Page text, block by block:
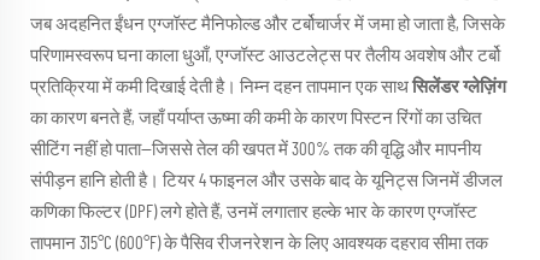
जब अदहनित ईंधन एग्जॉस्ट मैनिफोल्ड और टर्बोचार्जर में जमा हो जाता है, जिसके
परिणामस्वरूप घना काला धुआँ, एग्जॉस्ट आउटलेट्स पर तैलीय अवशेष और टर्बो
प्रतिक्रिया में कमी दिखाई देती है। निम्न दहन तापमान एक साथ सिलेंडर ग्लेज़िंग
का कारण बनते हैं, जहाँ पर्याप्त ऊष्मा की कमी के कारण पिस्टन रिंगों का उचित
सीटिंग नहीं हो पाता—जिससे तेल की खपत में 300% तक की वृद्धि और मापनीय
संपीड़न हानि होती है। टियर 4 फाइनल और उसके बाद के यूनिट्स जिनमें डीजल
कणिका फिल्टर (DPF) लगे होते हैं, उनमें लगातार हल्के भार के कारण एग्जॉस्ट
तापमान 315°C (600°F) के पैसिव रीजनरेशन के लिए आवश्यक दहराव सीमा तक